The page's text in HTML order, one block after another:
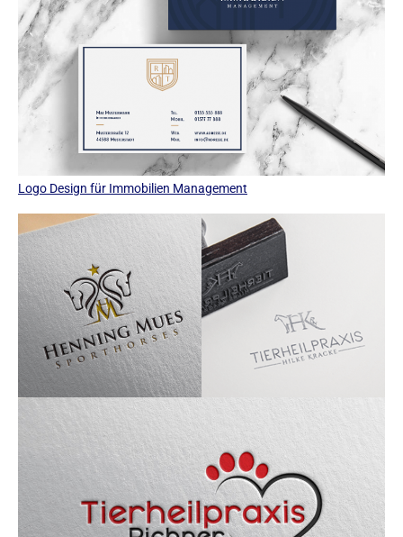
Logo Design für Immobilien Management